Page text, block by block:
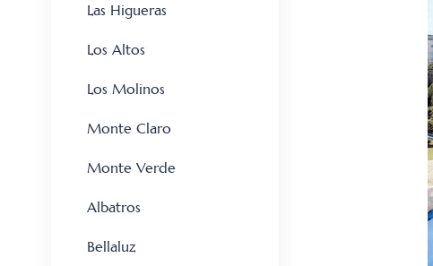
Las Higueras
Los Altos
Los Molinos
Monte Claro
Monte Verde
Albatros
Bellaluz